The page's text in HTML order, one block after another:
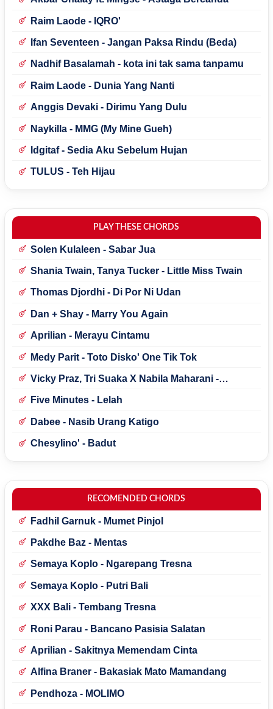
Raim Laode - IQRO'
Ifan Seventeen - Jangan Paksa Rindu (Beda)
Nadhif Basalamah - kota ini tak sama tanpamu
Raim Laode - Dunia Yang Nanti
Anggis Devaki - Dirimu Yang Dulu
Naykilla - MMG (My Mine Gueh)
Idgitaf - Sedia Aku Sebelum Hujan
TULUS - Teh Hijau
PLAY THESE CHORDS
Solen Kulaleen - Sabar Jua
Shania Twain, Tanya Tucker - Little Miss Twain
Thomas Djordhi - Di Por Ni Udan
Dan + Shay - Marry You Again
Aprilian - Merayu Cintamu
Medy Parit - Toto Disko' One Tik Tok
Vicky Praz, Tri Suaka X Nabila Maharani -
Five Minutes - Lelah
Dabee - Nasib Urang Katigo
Chesylino' - Badut
RECOMENDED CHORDS
Fadhil Garnuk - Mumet Pinjol
Pakdhe Baz - Mentas
Semaya Koplo - Ngarepang Tresna
Semaya Koplo - Putri Bali
XXX Bali - Tembang Tresna
Roni Parau - Bancano Pasisia Salatan
Aprilian - Sakitnya Memendam Cinta
Alfina Braner - Bakasiak Mato Mamandang
Pendhoza - MOLIMO